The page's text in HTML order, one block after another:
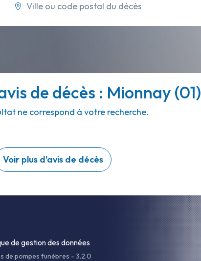
de décès : Mionnay (01)
ne correspond à votre recherche.
Voir plus d'avis de décès
de gestion des données
de pompes funèbres - 3.2.0